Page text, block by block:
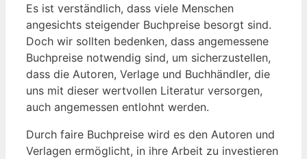
Es ist verständlich, dass viele Menschen
angesichts steigender Buchpreise besorgt sind.
Doch wir sollten bedenken, dass angemessene
Buchpreise notwendig sind, um sicherzustellen,
dass die Autoren, Verlage und Buchhändler, die
uns mit dieser wertvollen Literatur versorgen,
auch angemessen entlohnt werden.
Durch faire Buchpreise wird es den Autoren und
Verlagen ermöglicht, in ihre Arbeit zu investieren